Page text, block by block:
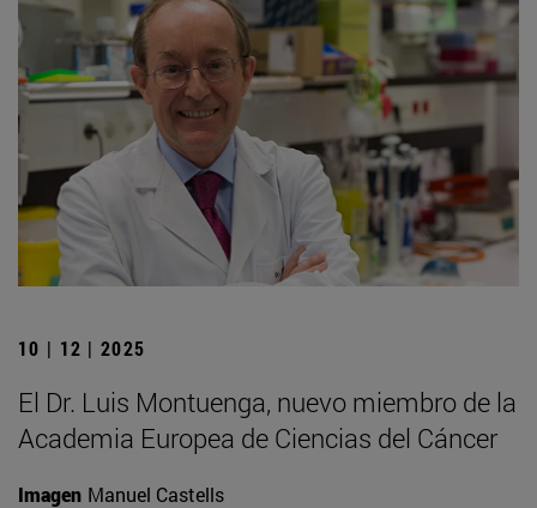
10 | 12 | 2025
El Dr. Luis Montuenga, nuevo miembro de la
Academia Europea de Ciencias del Cáncer
Imagen Manuel Castells